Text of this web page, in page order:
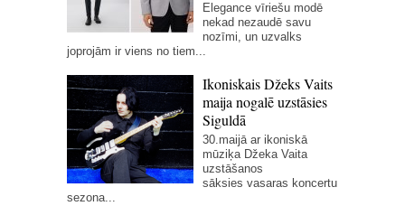
Elegance vīriešu modē
nekad nezaudē savu
nozīmi, un uzvalks
joprojām ir viens no tiem...
Ikoniskais Džeks Vaits
maija nogalē uzstāsies
Siguldā
30.maijā ar ikoniskā
mūziķa Džeka Vaita
uzstāšanos
sāksies vasaras koncertu
sezona...